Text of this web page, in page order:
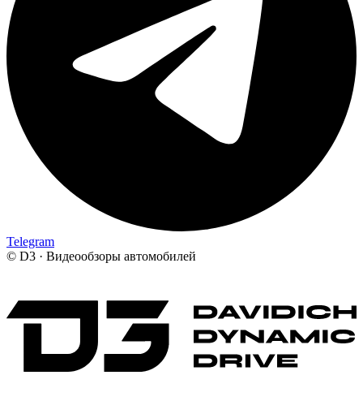
Telegram
© D3 · Видеообзоры автомобилей